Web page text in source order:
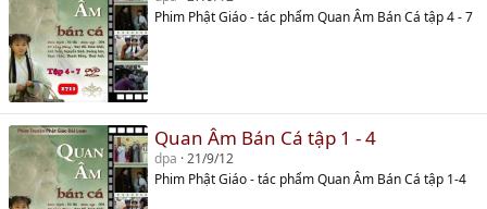
Phim Phật Giáo - tác phẩm Quan Âm Bán Cá tập 4 - 7
Quan Âm Bán Cá tập 1 - 4
dpa 21/9/12
Phim Phật Giáo - tác phẩm Quan Âm Bán Cá tập 1-4